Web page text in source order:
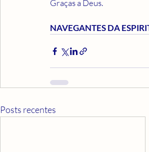
Graças a Deus.
NAVEGANTES DA
Posts recentes